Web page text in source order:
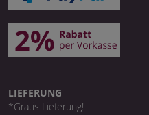
LIEFERUNG
*Gratis Lieferung!